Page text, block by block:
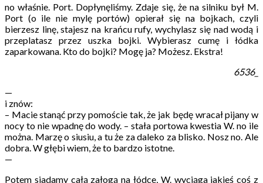
no właśnie. Port. Dopłynęliśmy. Zdaje się, że na silniku był M.
Port (o ile nie mylę portów) opierał się na bojkach, czyli
bierzesz linę, stajesz na krańcu rufy, wychylasz się nad wodą i
przeplatasz przez uszka bojki. Wybierasz cumę i łódka
zaparkowana. Kto do bojki? Mogę ja? Możesz. Ekstra!
6536_
—
i znów:
– Macie stanąć przy pomoście tak, że jak będę wracał pijany w
nocy to nie wpadnę do wody. – stała portowa kwestia W. no ile
można. Marzę o siusiu, a tu że za daleko za blisko. Nosz no. Ale
dobra. W głębi wiem, że to bardzo istotne.
—
Potem siadamy całą załogą na łódce, W. wyciąga jakieś coś z